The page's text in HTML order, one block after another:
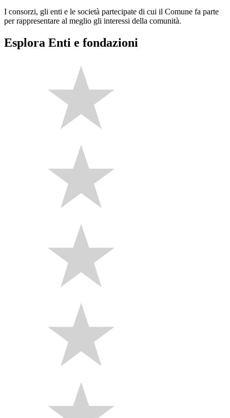
I consorzi, gli enti e le società partecipate di cui il Comune fa parte
per rappresentare al meglio gli interessi della comunità.
Esplora Enti e fondazioni